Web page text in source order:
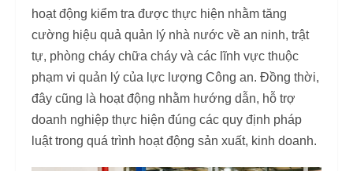
hoạt động kiểm tra được thực hiện nhằm tăng
cường hiệu quả quản lý nhà nước về an ninh, trật
tự, phòng cháy chữa cháy và các lĩnh vực thuộc
phạm vi quản lý của lực lượng Công an. Đồng thời,
đây cũng là hoạt động nhằm hướng dẫn, hỗ trợ
doanh nghiệp thực hiện đúng các quy định pháp
luật trong quá trình hoạt động sản xuất, kinh doanh.